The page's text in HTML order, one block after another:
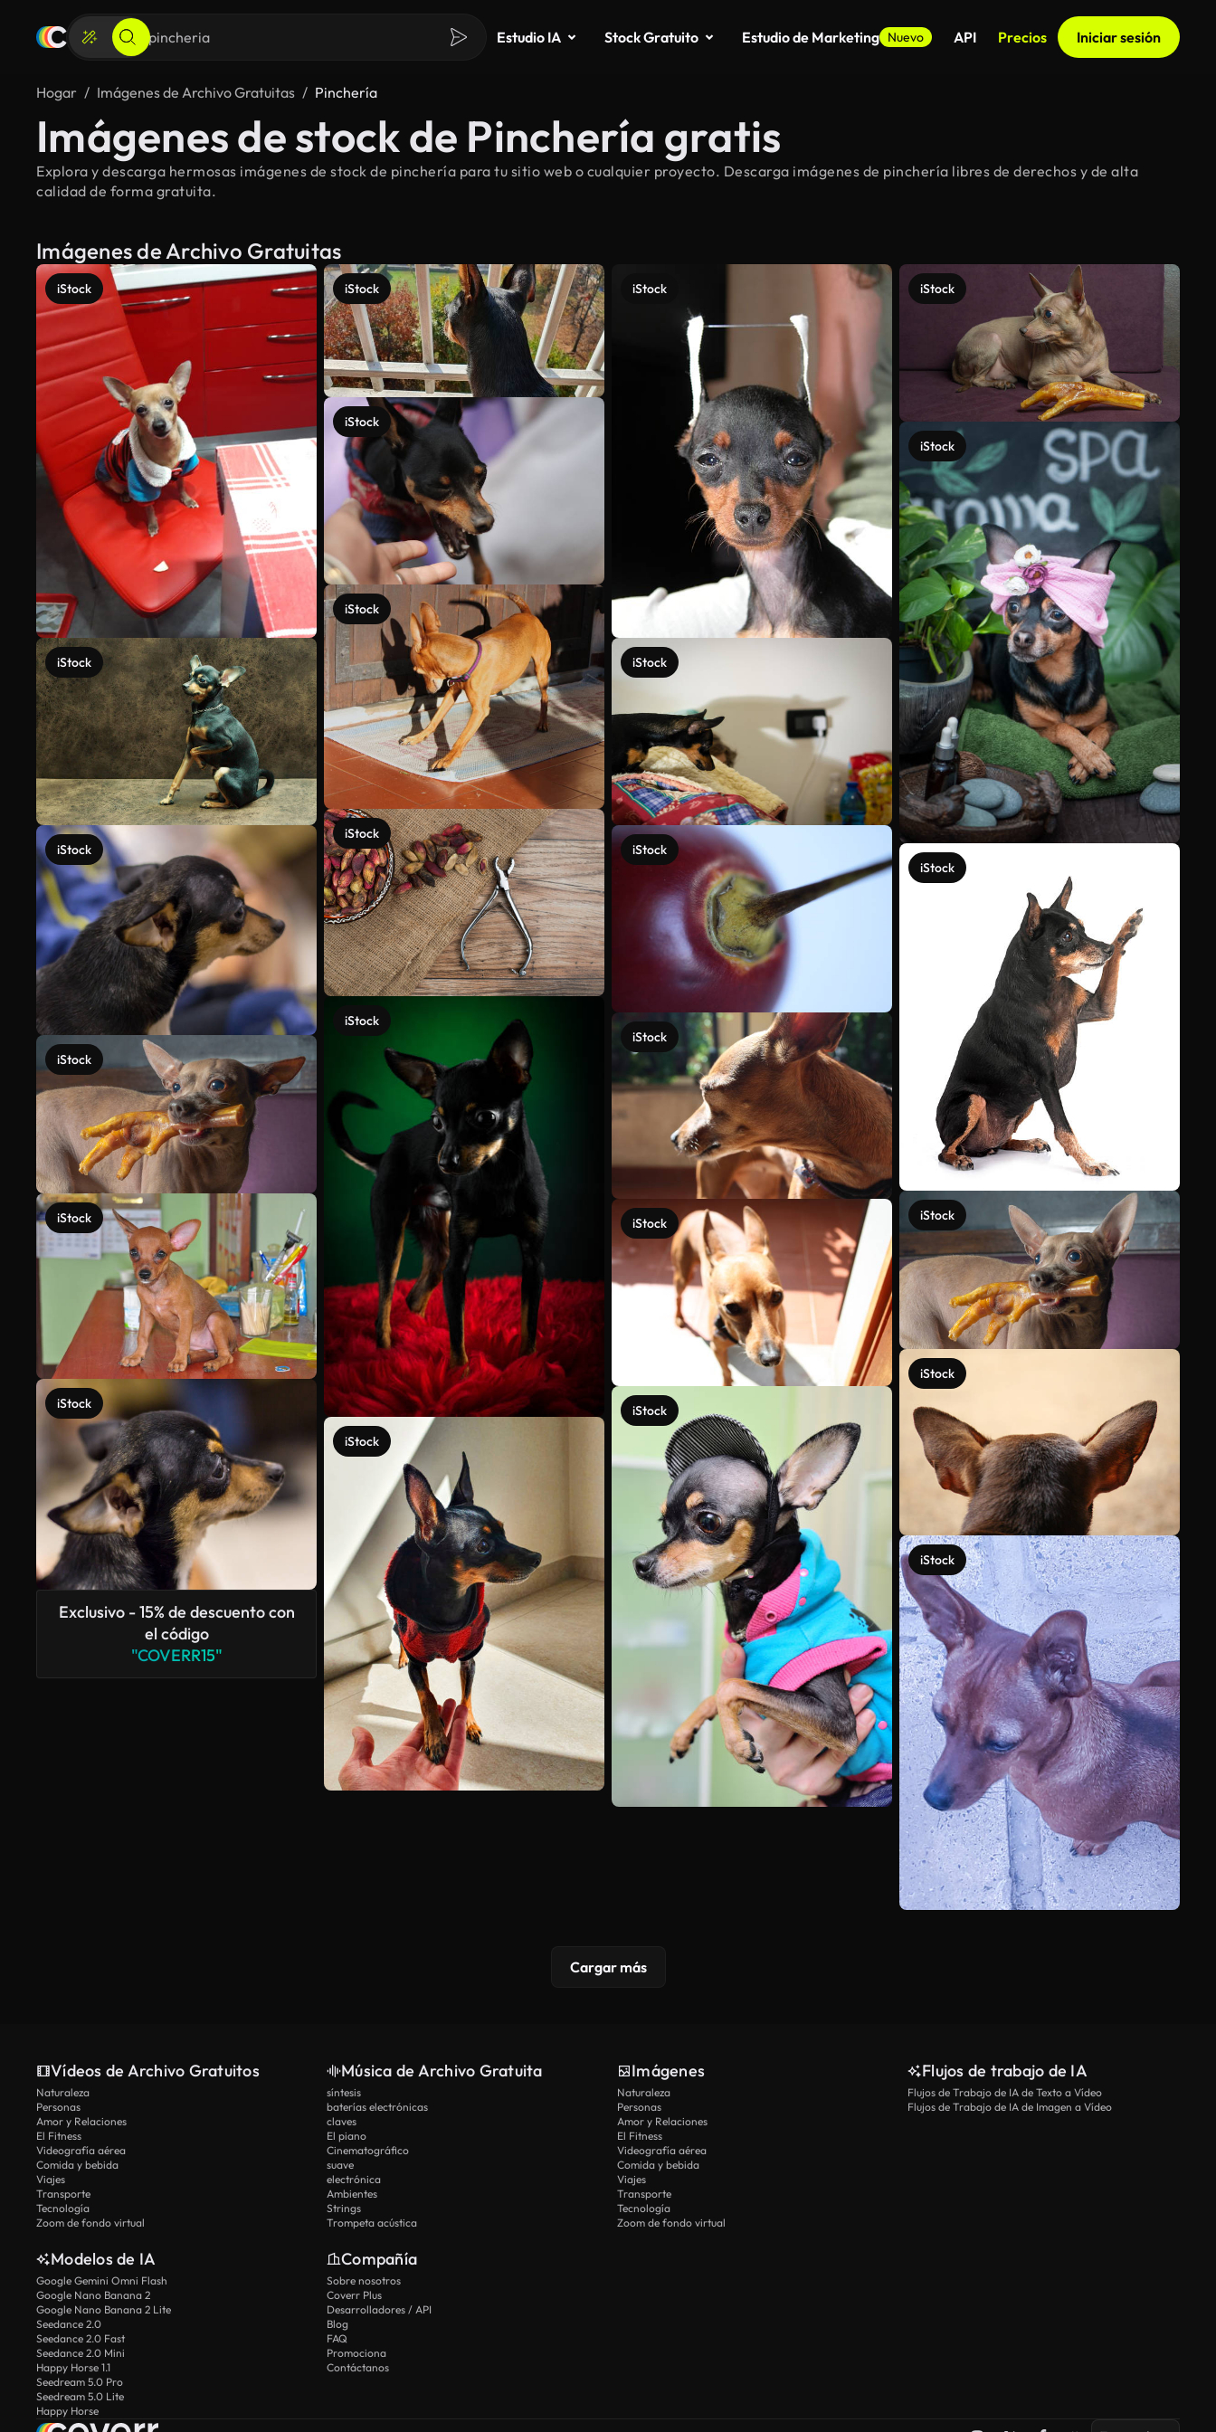
Estudio IA Stock Gratuito Estudio de Marketing Nuevo API Precios Iniciar sesión
Hogar Imágenes de Archivo Gratuitas Pinchería
Imágenes de stock de Pinchería gratis
Explora y descarga hermosas imágenes de stock de pinchería para tu sitio web o cualquier proyecto. Descarga imágenes de pinchería libres de derechos y de alta
calidad de forma gratuita.
Imágenes de Archivo Gratuitas
iStock
iStock
iStock
iStock
iStock
iStock
Exclusivo - 15% de descuento con
el código
"COVERR15"
iStock
iStock
iStock
iStock
iStock
iStock
iStock
iStock
iStock
iStock
iStock
iStock
iStock
iStock
iStock
iStock
iStock
iStock
Ver más
Cargar más
Vídeos de Archivo Gratuitos
Naturaleza
Personas
Amor y Relaciones
El Fitness
Videografía aérea
Comida y bebida
Viajes
Transporte
Tecnología
Zoom de fondo virtual
Música de Archivo Gratuita
síntesis
baterías electrónicas
claves
El piano
Cinematográfico
suave
electrónica
Ambientes
Strings
Trompeta acústica
Imágenes
Naturaleza
Personas
Amor y Relaciones
El Fitness
Videografía aérea
Comida y bebida
Viajes
Transporte
Tecnología
Zoom de fondo virtual
Flujos de trabajo de IA
Flujos de Trabajo de IA de Texto a Vídeo
Flujos de Trabajo de IA de Imagen a Vídeo
Modelos de IA
Google Gemini Omni Flash
Google Nano Banana 2
Google Nano Banana 2 Lite
Seedance 2.0
Seedance 2.0 Fast
Seedance 2.0 Mini
Happy Horse 1.1
Seedream 5.0 Pro
Seedream 5.0 Lite
Happy Horse
Compañía
Sobre nosotros
Coverr Plus
Desarrolladores / API
Blog
FAQ
Promociona
Contáctanos